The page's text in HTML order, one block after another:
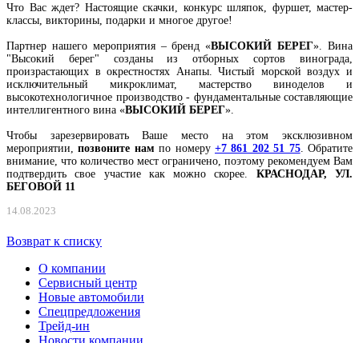
Что Вас ждет? Настоящие скачки, конкурс шляпок, фуршет, мастер-
классы, викторины, подарки и многое другое!
Партнер нашего мероприятия – бренд «ВЫСОКИЙ БЕРЕГ». Вина
"Высокий берег" созданы из отборных сортов винограда,
произрастающих в окрестностях Анапы. Чистый морской воздух и
исключительный микроклимат, мастерство виноделов и
высокотехнологичное производство - фундаментальные составляющие
интеллигентного вина «ВЫСОКИЙ БЕРЕГ».
Чтобы зарезервировать Ваше место на этом эксклюзивном
мероприятии,позвоните нам по номеру+7 861 202 51 75. Обратите
внимание, что количество мест ограничено, поэтому рекомендуем Вам
подтвердить свое участие как можно скорее. КРАСНОДАР, УЛ.
БЕГОВОЙ 11
14.08.2023
Возврат к списку
О компании
Сервисный центр
Новые автомобили
Cпецпредложения
Трейд-ин
Новости компании